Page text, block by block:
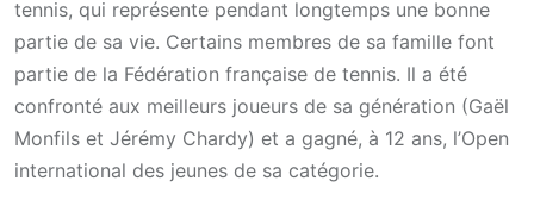
tennis, qui représente pendant longtemps une bonne
partie de sa vie. Certains membres de sa famille font
partie de la Fédération française de tennis. Il a été
confronté aux meilleurs joueurs de sa génération (Gaël
Monfils et Jérémy Chardy) et a gagné, à 12 ans, l’Open
international des jeunes de sa catégorie.